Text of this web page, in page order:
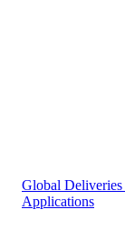
Global Deliveries
Applications